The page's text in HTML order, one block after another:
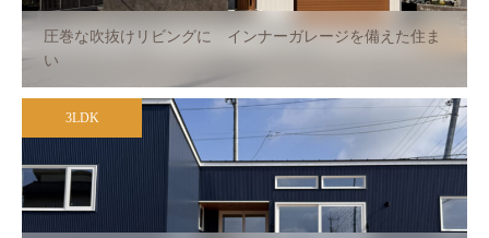
圧巻な吹抜けリビングに インナーガレージを備えた住ま
い
3LDK